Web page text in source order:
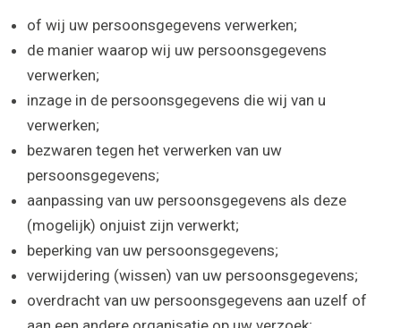
of wij uw persoonsgegevens verwerken;
de manier waarop wij uw persoonsgegevens
verwerken;
inzage in de persoonsgegevens die wij van u
verwerken;
bezwaren tegen het verwerken van uw
persoonsgegevens;
aanpassing van uw persoonsgegevens als deze
(mogelijk) onjuist zijn verwerkt;
beperking van uw persoonsgegevens;
verwijdering (wissen) van uw persoonsgegevens;
overdracht van uw persoonsgegevens aan uzelf of